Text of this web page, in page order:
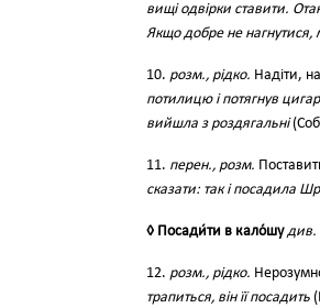
вищі одвірки ставити.
Якщо добре не нагнутися,
10. розм., рідко. Надіти,
потилицю і потягнув
вийшла з роздягальні
11. перен., розм.
сказати: так і посадила
◊ Посади́ти в кало́шу див.
12. розм., рідко.
трапиться, він її посадить